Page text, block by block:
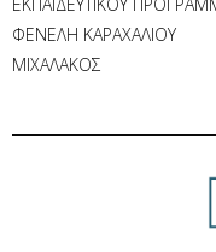
ΦΕΝΕΛΗ
ΜΙΧΑΛΑΚΟΣ